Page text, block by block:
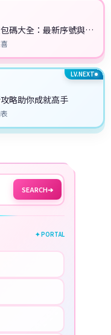
碼大全：最新序號與兌
LV.NEXT
略助你成就高手
SEARCH➔
✦ PORTAL